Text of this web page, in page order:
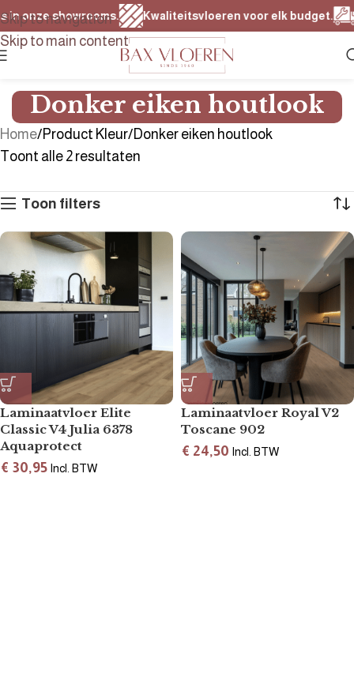
Skip to navigation
Skip to main content
onze showrooms. Kwaliteitsvloeren voor elk budget.
Donker eiken houtlook
Home Product Kleur Donker eiken houtlook
Toont alle 2 resultaten
Toon filters
Laminaatvloer Elite
Classic V4 Julia 6378
Aquaprotect
€ 30,95 Incl. BTW
Laminaatvloer Royal V2
Toscane 902
€ 24,50 Incl. BTW